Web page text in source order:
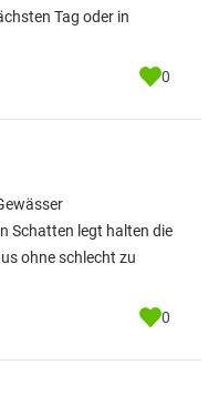
Tag oder in
0
Schatten legt halten die
ohne schlecht zu
0